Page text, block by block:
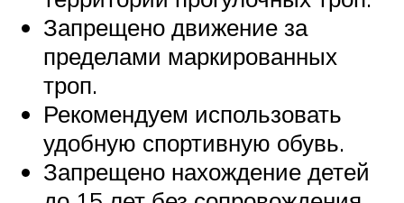
Запрещено движение за
пределами маркированных
троп.
Рекомендуем использовать
удобную спортивную обувь.
Запрещено нахождение детей